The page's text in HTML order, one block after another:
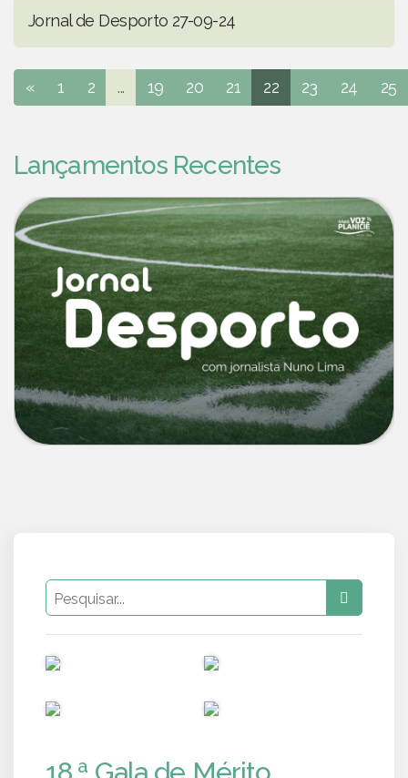
Jornal de Desporto 27-09-24
« 1 2 ... 19 20 21 22 23 24 25
Lançamentos Recentes